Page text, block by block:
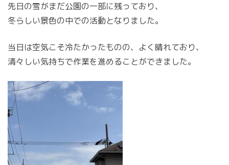
先日の雪がまだ公園の一部に残っており、
冬らしい景色の中での活動となりました。
当日は空気こそ冷たかったものの、よく晴れており、
清々しい気持ちで作業を進めることができました。